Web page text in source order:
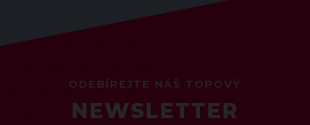
ODEBÍREJTE NÁŠ TOPOVÝ
NEWSLETTER